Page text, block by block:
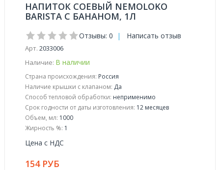
НАПИТОК СОЕВЫЙ NEMOLOKO
BARISTA С БАНАНОМ, 1Л
Отзывы: 0 | Написать отзыв
Арт. 2033006
Наличие: В наличии
Страна происхождения: Россия
Наличие крышки с клапаном: Да
Способ тепловой обработки: неприменимо
Срок годности от даты изготовления: 12 месяцев
Объем, мл: 1000
Жирность %: 1
Цена с НДС
154 РУБ